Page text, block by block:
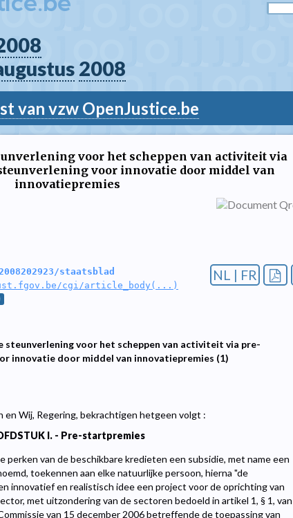
2008
van vzw OpenJustice.be
voor het scheppen van activiteit via
voor innovatie door middel van
innovatiepremies
staatsblad
cgi/article_body(...)
NL | FR
steunverlening voor het scheppen van activiteit via pre-
innovatie door middel van innovatiepremies (1)
Wij, Regering, bekrachtigen hetgeen volgt :
I. - Pre-startpremies
perken van de beschikbare kredieten een subsidie, met name een
toekennen aan elke natuurlijke persoon, hierna "de
innovatief en realistisch idee een project voor de oprichting van
met uitzondering van de sectoren bedoeld in artikel 1, § 1, van
van 15 december 2006 betreffende de toepassing van